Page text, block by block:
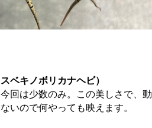
ベキノボリカナヘビ）
回は少数のみ。この美しさで、動
いので何やっても映えます。